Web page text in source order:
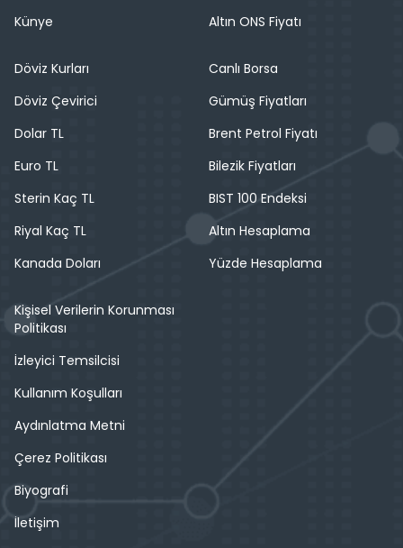
Künye
Altın ONS Fiyatı
Döviz Kurları
Döviz Çevirici
Dolar TL
Euro TL
Sterin Kaç TL
Riyal Kaç TL
Kanada Doları
Canlı Borsa
Gümüş Fiyatları
Brent Petrol Fiyatı
Bilezik Fiyatları
BIST 100 Endeksi
Altın Hesaplama
Yüzde Hesaplama
Kişisel Verilerin Korunması
Politikası
İzleyici Temsilcisi
Kullanım Koşulları
Aydınlatma Metni
Çerez Politikası
Biyografi
İletişim